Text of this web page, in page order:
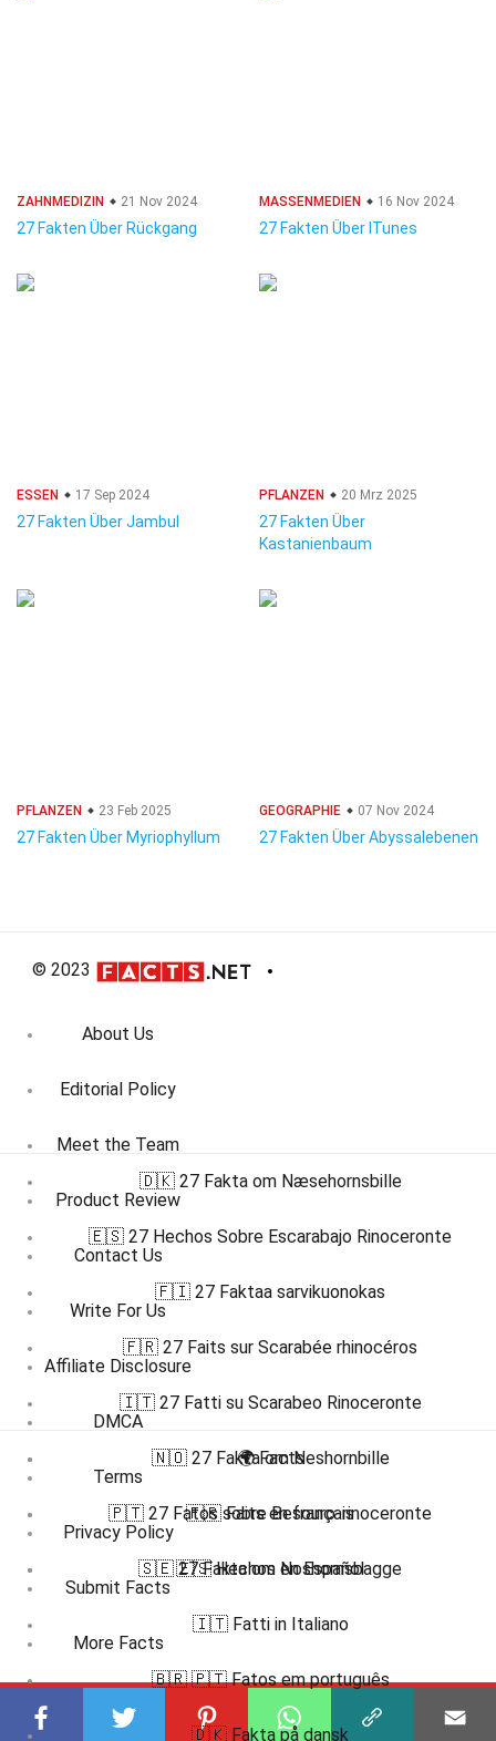
ZAHNMEDIZIN 21 Nov 2024
27 Fakten Über Rückgang
MASSENMEDIEN 16 Nov 2024
27 Fakten Über ITunes
ESSEN 17 Sep 2024
27 Fakten Über Jambul
PFLANZEN 20 Mrz 2025
27 Fakten Über
Kastanienbaum
PFLANZEN 23 Feb 2025
27 Fakten Über Myriophyllum
GEOGRAPHIE 07 Nov 2024
27 Fakten Über Abyssalebenen
© 2023
About Us
Editorial Policy
Meet the Team
Product Review
Contact Us
Write For Us
Affiliate Disclosure
DMCA
Terms
Privacy Policy
Submit Facts
More Facts
Subscribe to our channel
🇩🇰 27 Fakta om Næsehornsbille
🇪🇸 27 Hechos Sobre Escarabajo Rinoceronte
🇫🇮 27 Faktaa sarvikuonokas
🇫🇷 27 Faits sur Scarabée rhinocéros
🇮🇹 27 Fatti su Scarabeo Rinoceronte
🇳🇴 27 Fakta om Neshornbille
🇵🇹 27 Fatos sobre Besouro-rinoceronte
🇸🇪 27 Fakta om Noshornsbagge
🌍 Facts
🇫🇷 Faits en français
🇪🇸 Hechos en Español
🇮🇹 Fatti in Italiano
🇧🇷 🇵🇹 Fatos em português
🇩🇰 Fakta på dansk